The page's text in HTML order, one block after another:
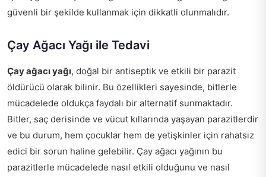
güvenli bir şekilde kullanmak için dikkatli olunmalıdır.
Çay Ağacı Yağı ile Tedavi
Çay ağacı yağı, doğal bir antiseptik ve etkili bir parazit
öldürücü olarak bilinir. Bu özellikleri sayesinde, bitlerle
mücadelede oldukça faydalı bir alternatif sunmaktadır.
Bitler, saç derisinde ve vücut kıllarında yaşayan parazitlerdir
ve bu durum, hem çocuklar hem de yetişkinler için rahatsız
edici bir sorun haline gelebilir. Çay ağacı yağının bu
parazitlerle mücadelede nasıl etkili olduğunu ve nasıl